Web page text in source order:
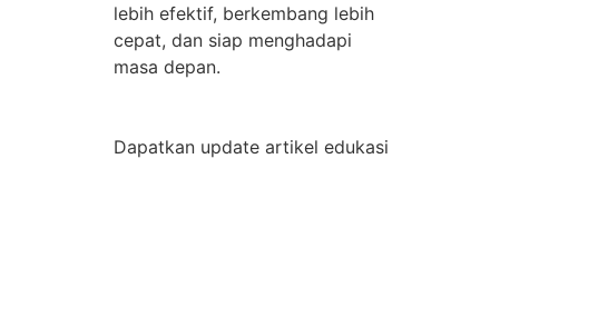
lebih efektif, berkembang lebih
cepat, dan siap menghadapi
masa depan.
Dapatkan update artikel edukasi